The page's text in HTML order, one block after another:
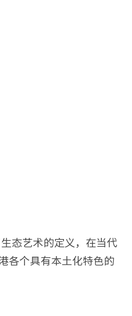
态艺术的定义，在当代
各个具有本土化特色的